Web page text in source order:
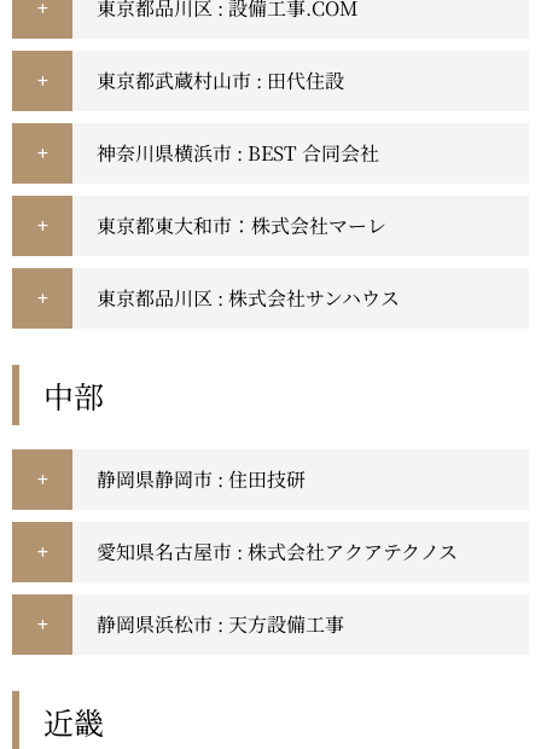
東京都品川区 : 設備工事.COM
東京都武蔵村山市 : 田代住設
神奈川県横浜市 : BEST 合同会社
東京都東大和市：株式会社マーレ
東京都品川区 : 株式会社サンハウス
中部
静岡県静岡市 : 住田技研
愛知県名古屋市 : 株式会社アクアテクノス
静岡県浜松市 : 天方設備工事
近畿